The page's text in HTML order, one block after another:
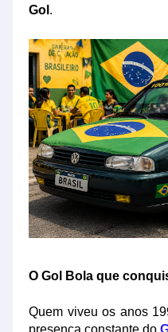
Gol .
O Gol Bola que
Quem viveu os anos